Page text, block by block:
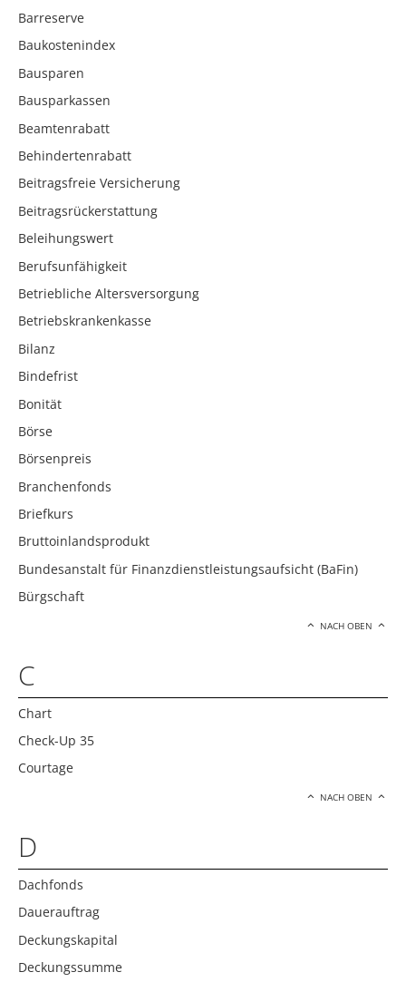
Barreserve
Baukostenindex
Bausparen
Bausparkassen
Beamtenrabatt
Behindertenrabatt
Beitragsfreie Versicherung
Beitragsrückerstattung
Beleihungswert
Berufsunfähigkeit
Betriebliche Altersversorgung
Betriebskrankenkasse
Bilanz
Bindefrist
Bonität
Börse
Börsenpreis
Branchenfonds
Briefkurs
Bruttoinlandsprodukt
Bundesanstalt für Finanzdienstleistungsaufsicht (BaFin)
Bürgschaft
NACH OBEN
C
Chart
Check-Up 35
Courtage
NACH OBEN
D
Dachfonds
Dauerauftrag
Deckungskapital
Deckungssumme